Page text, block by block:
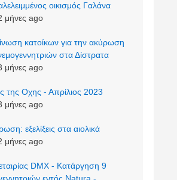
οικισμός Γαλάνα
μήνες ago
κατοίκων για την ακύρωση
στα Δίστρατα
μήνες ago
της Οχης - Απρίλιος 2023
μήνες ago
εξελίξεις στα αιολικά
μήνες ago
DMX - Κατάργηση 9